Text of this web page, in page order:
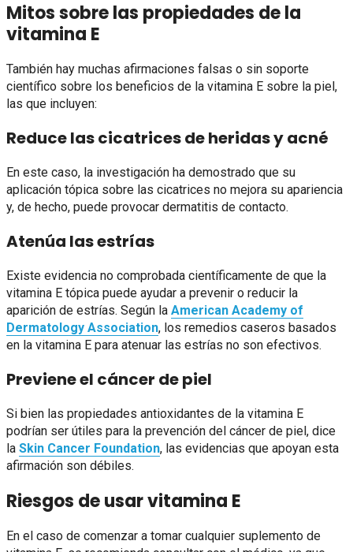
Mitos sobre las propiedades de la
vitamina E
También hay muchas afirmaciones falsas o sin soporte
científico sobre los beneficios de la vitamina E sobre la piel,
las que incluyen:
Reduce las cicatrices de heridas y acné
En este caso, la investigación ha demostrado que su
aplicación tópica sobre las cicatrices no mejora su apariencia
y, de hecho, puede provocar dermatitis de contacto.
Atenúa las estrías
Existe evidencia no comprobada científicamente de que la
vitamina E tópica puede ayudar a prevenir o reducir la
aparición de estrías. Según la American Academy of
Dermatology Association, los remedios caseros basados
en la vitamina E para atenuar las estrías no son efectivos.
Previene el cáncer de piel
Si bien las propiedades antioxidantes de la vitamina E
podrían ser útiles para la prevención del cáncer de piel, dice
la Skin Cancer Foundation, las evidencias que apoyan esta
afirmación son débiles.
Riesgos de usar vitamina E
En el caso de comenzar a tomar cualquier suplemento de